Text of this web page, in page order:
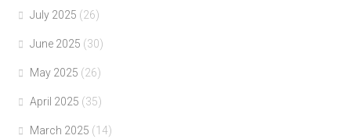
July 2025 (26)
June 2025 (30)
May 2025 (26)
April 2025 (35)
March 2025 (14)